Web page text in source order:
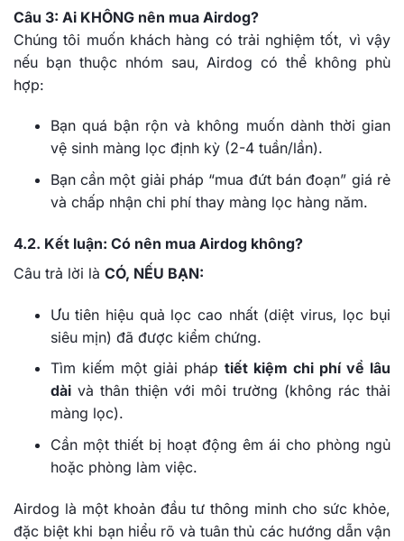
Câu 3: Ai KHÔNG nên mua Airdog?
Chúng tôi muốn khách hàng có trải nghiệm tốt, vì vậy
nếu bạn thuộc nhóm sau, Airdog có thể không phù
hợp:
Bạn quá bận rộn và không muốn dành thời gian
vệ sinh màng lọc định kỳ (2-4 tuần/lần).
Bạn cần một giải pháp “mua đứt bán đoạn” giá rẻ
và chấp nhận chi phí thay màng lọc hàng năm.
4.2. Kết luận: Có nên mua Airdog không?
Câu trả lời là CÓ, NẾU BẠN:
Ưu tiên hiệu quả lọc cao nhất (diệt virus, lọc bụi
siêu mịn) đã được kiểm chứng.
Tìm kiếm một giải pháp tiết kiệm chi phí về lâu
dàivà thân thiện với môi trường (không rác thải
màng lọc).
Cần một thiết bị hoạt động êm ái cho phòng ngủ
hoặc phòng làm việc.
Airdog là một khoản đầu tư thông minh cho sức khỏe,
đặc biệt khi bạn hiểu rõ và tuân thủ các hướng dẫn vận